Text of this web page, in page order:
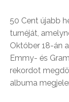
50 Cent újabb
turnéját,
Október 18-án
Emmy- és
rekordot
albuma